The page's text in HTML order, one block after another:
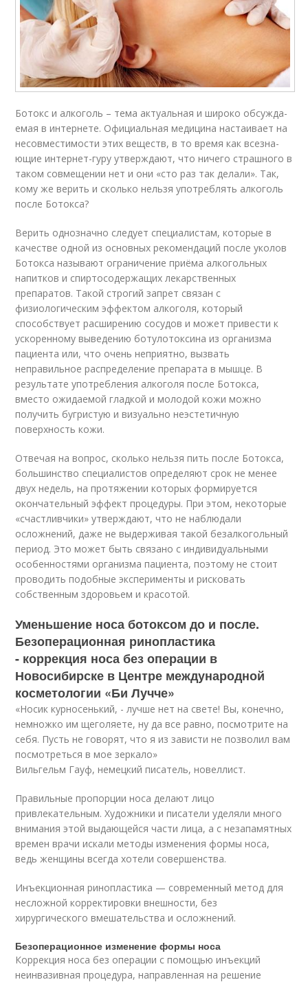
Ботокс и алкоголь – тема ак­ту­аль­ная и широко обсуж­да­
емая в ин­тернете. Официальная меди­ци­на настаивает на
несов­мес­ти­мос­ти этих веществ, в то время как все­зна­
ющие интернет-гуру утвер­жда­ют, что ничего страшно­го в
таком совмещении нет и они «сто раз так делали». Так,
кому же верить и сколько нельзя употреблять ал­коголь
после Ботокса?
Верить однозначно следует специалистам, которые в
качестве одной из основных рекомендаций после уколов
Ботокса называют ограничение приёма алкогольных
напитков и спиртосодержащих лекарственных
препаратов. Такой строгий запрет связан с
физиологическим эффектом алкоголя, который
способствует расширению сосудов и может привести к
ускоренному выведению ботулотоксина из организма
пациента или, что очень неприятно, вызвать
неправильное распределение препарата в мышце. В
результате употребления ал­ко­го­ля после Ботокса,
вместо ожидаемой гладкой и молодой кожи можно
получить бугристую и визуально неэстетичную
поверхность кожи.
Отвечая на вопрос, сколько нельзя пить после Ботокса,
большинство специалистов определяют срок не менее
двух недель, на протяжении которых формируется
окончательный эффект процедуры. При этом, некоторые
«счастливчики» утверждают, что не наблюдали
осложнений, даже не выдерживая такой безалкогольный
период. Это может быть связано с индивидуальными
особенностями организма пациента, поэтому не стоит
проводить подобные эксперименты и рисковать
собственным здоровьем и красотой.
Уменьшение носа ботоксом до и после.
Безоперационная ринопластика
- коррекция носа без операции в
Новосибирске в Центре международной
косметологии «Би Лучче»
«Носик курносенький, - лучше нет на свете! Вы, конечно,
немножко им щеголяете, ну да все равно, посмотрите на
себя. Пусть не говорят, что я из зависти не позволил вам
посмотреться в мое зеркало»
Вильгельм Гауф, немецкий писатель, новеллист.
Правильные пропорции носа делают лицо
привлекательным. Художники и писатели уделяли много
внимания этой выдающейся части лица, а с незапамятных
времен врачи искали методы изменения формы носа,
ведь женщины всегда хотели совершенства.
Инъекционная ринопластика — современный метод для
несложной корректировки внешности, без
хирургического вмешательства и осложнений.
Безоперационное изменение формы носа
Коррекция носа без операции с помощью инъекций
неинвазивная процедура, направленная на решение